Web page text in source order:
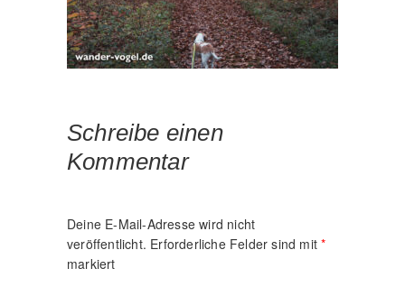
Schreibe einen
Kommentar
Deine E-Mail-Adresse wird nicht
veröffentlicht. Erforderliche Felder sind mit*
markiert